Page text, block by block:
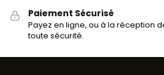
Paiement Sécurisé
Payez en ligne, ou à la réception
toute sécurité.